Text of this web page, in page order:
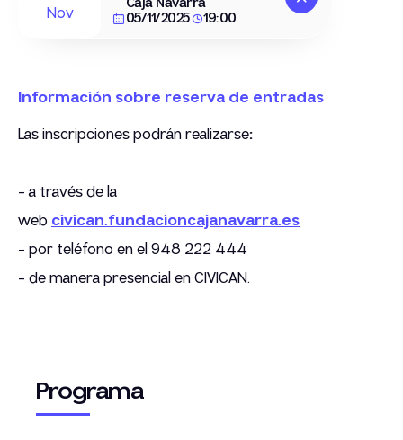
Nov
05/11/2025
19:00
Información sobre reserva de entradas
Las inscripciones podrán realizarse:
- a través de la
web civican.fundacioncajanavarra.es
- por teléfono en el 948 222 444
- de manera presencial en CIVICAN.
Programa